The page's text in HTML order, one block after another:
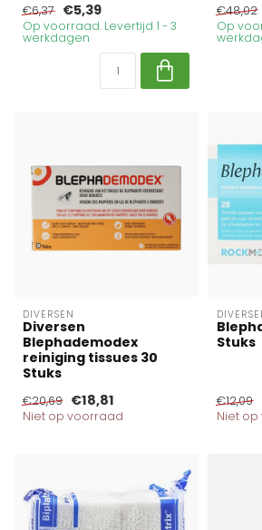
€6,37 €5,39
Op voorraad. Levertijd 1 - 3
werkdagen
€48,02
Op
DIVERSEN
Diversen
Blephademodex
reiniging tissues 30
Stuks
€20,69 €18,81
Niet op voorraad
Stuks
€12,09
Niet